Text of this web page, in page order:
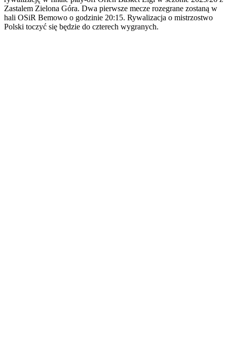
Zastalem Zielona Góra. Dwa pierwsze mecze rozegrane zostaną w
hali OSiR Bemowo o godzinie 20:15. Rywalizacja o mistrzostwo
Polski toczyć się będzie do czterech wygranych.